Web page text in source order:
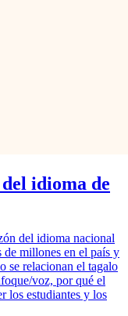
idioma de
del idioma nacional
millones en el país y
se relacionan el tagalo
voz, por qué el
los estudiantes y los